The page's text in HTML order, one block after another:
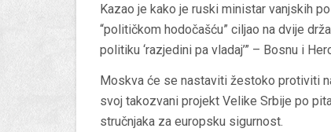
Kazao je kako je ruski ministar vanjskih
“političkom hodočašću” ciljao na dvije
politiku ‘razjedini pa vladaj’” – Bosnu i
Moskva će se nastaviti žestoko protiviti
svoj takozvani projekt Velike Srbije po
stručnjaka za europsku sigurnost.